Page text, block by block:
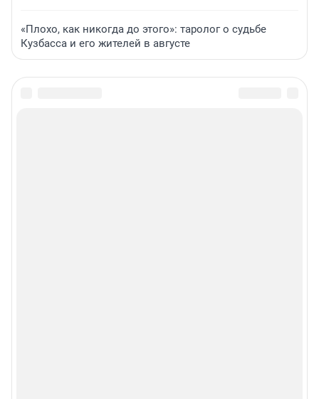
«Плохо, как никогда до этого»: таролог о судьбе
Кузбасса и его жителей в августе